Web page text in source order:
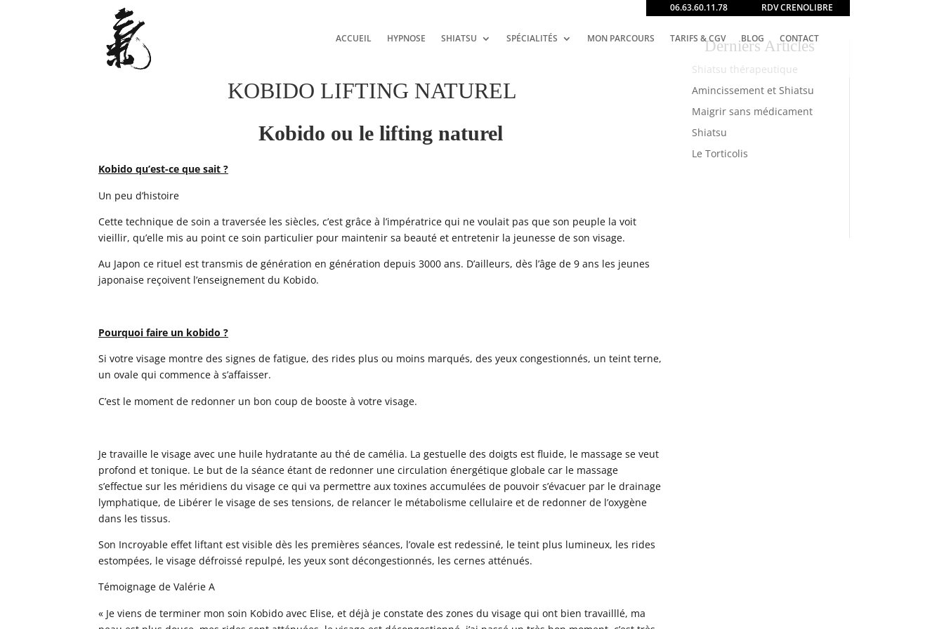
ACCUEIL HYPNOSE SHIATSU SPÉCIALITÉS MON PARCOURS TARIFS & CGV BLOG CONTACT
06.63.60.11.78 RDV CRENOLIBRE
KOBIDO LIFTING NATUREL
Kobido ou le lifting naturel
Kobido qu’est-ce que sait ?
Un peu d’histoire
Cette technique de soin a traversée les siècles, c’est grâce à l’impératrice qui ne voulait pas que son peuple la voit
vieillir, qu’elle mis au point ce soin particulier pour maintenir sa beauté et entretenir la jeunesse de son visage.
Au Japon ce rituel est transmis de génération en génération depuis 3000 ans. D’ailleurs, dès l’âge de 9 ans les jeunes
japonaise reçoivent l’enseignement du Kobido.
Pourquoi faire un kobido ?
Si votre visage montre des signes de fatigue, des rides plus ou moins marqués, des yeux congestionnés, un teint terne,
un ovale qui commence à s’affaisser.
C’est le moment de redonner un bon coup de booste à votre visage.
Je travaille le visage avec une huile hydratante au thé de camélia. La gestuelle des doigts est fluide, le massage se veut
profond et tonique. Le but de la séance étant de redonner une circulation énergétique globale car le massage
s’effectue sur les méridiens du visage ce qui va permettre aux toxines accumulées de pouvoir s’évacuer par le drainage
lymphatique, de Libérer le visage de ses tensions, de relancer le métabolisme cellulaire et de redonner de l’oxygène
dans les tissus.
Son Incroyable effet liftant est visible dès les premières séances, l’ovale est redessiné, le teint plus lumineux, les rides
estompées, le visage défroissé repulpé, les yeux sont décongestionnés, les cernes atténués.
Témoignage de Valérie A
« Je viens de terminer mon soin Kobido avec Elise, et déjà je constate des zones du visage qui ont bien travailllé, ma
Derniers Articles
Shiatsu thérapeutique
Amincissement et Shiatsu
Maigrir sans médicament
Shiatsu
Le Torticolis